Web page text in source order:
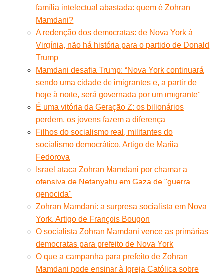
família intelectual abastada: quem é Zohran
Mamdani?
A redenção dos democratas: de Nova York à
Virgínia, não há história para o partido de Donald
Trump
Mamdani desafia Trump: “Nova York continuará
sendo uma cidade de imigrantes e, a partir de
hoje à noite, será governada por um imigrante”
É uma vitória da Geração Z: os bilionários
perdem, os jovens fazem a diferença
Filhos do socialismo real, militantes do
socialismo democrático. Artigo de Mariia
Fedorova
Israel ataca Zohran Mamdani por chamar a
ofensiva de Netanyahu em Gaza de "guerra
genocida"
Zohran Mamdani: a surpresa socialista em Nova
York. Artigo de François Bougon
O socialista Zohran Mamdani vence as primárias
democratas para prefeito de Nova York
O que a campanha para prefeito de Zohran
Mamdani pode ensinar à Igreja Católica sobre